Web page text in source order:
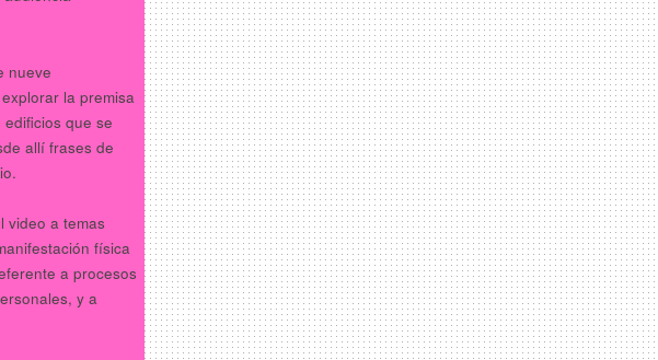
nueve
la premisa
que se
allí frases de
video a temas
física
a procesos
y a